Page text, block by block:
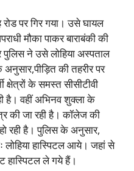
पर गिर गया। उसे घायल
मौका पाकर बाराबंकी की
ने उसे लोहिया अस्पताल
अनुसार,पीड़ित की तहरीर पर
के समस्त सीसीटीवी
है। वहीं अभिनव शुक्ला के
की जा रही है। कॉलेज की
रही है। पुलिस के अनुसार,
लोहिया हास्पिटल आये। जहां से
हास्पिटल ले गये हैं।